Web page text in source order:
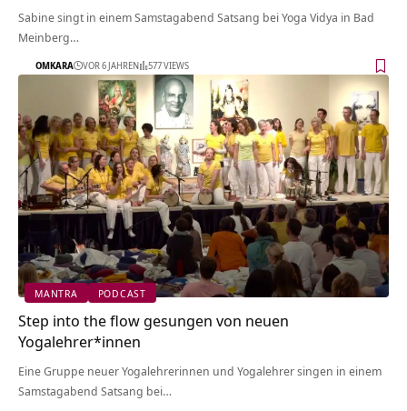
Sabine singt in einem Samstagabend Satsang bei Yoga Vidya in Bad
Meinberg…
OMKARA VOR 6 JAHREN 577 VIEWS
MANTRA PODCAST
Step into the flow gesungen von neuen
Yogalehrer*innen
Eine Gruppe neuer Yogalehrerinnen und Yogalehrer singen in einem
Samstagabend Satsang bei…